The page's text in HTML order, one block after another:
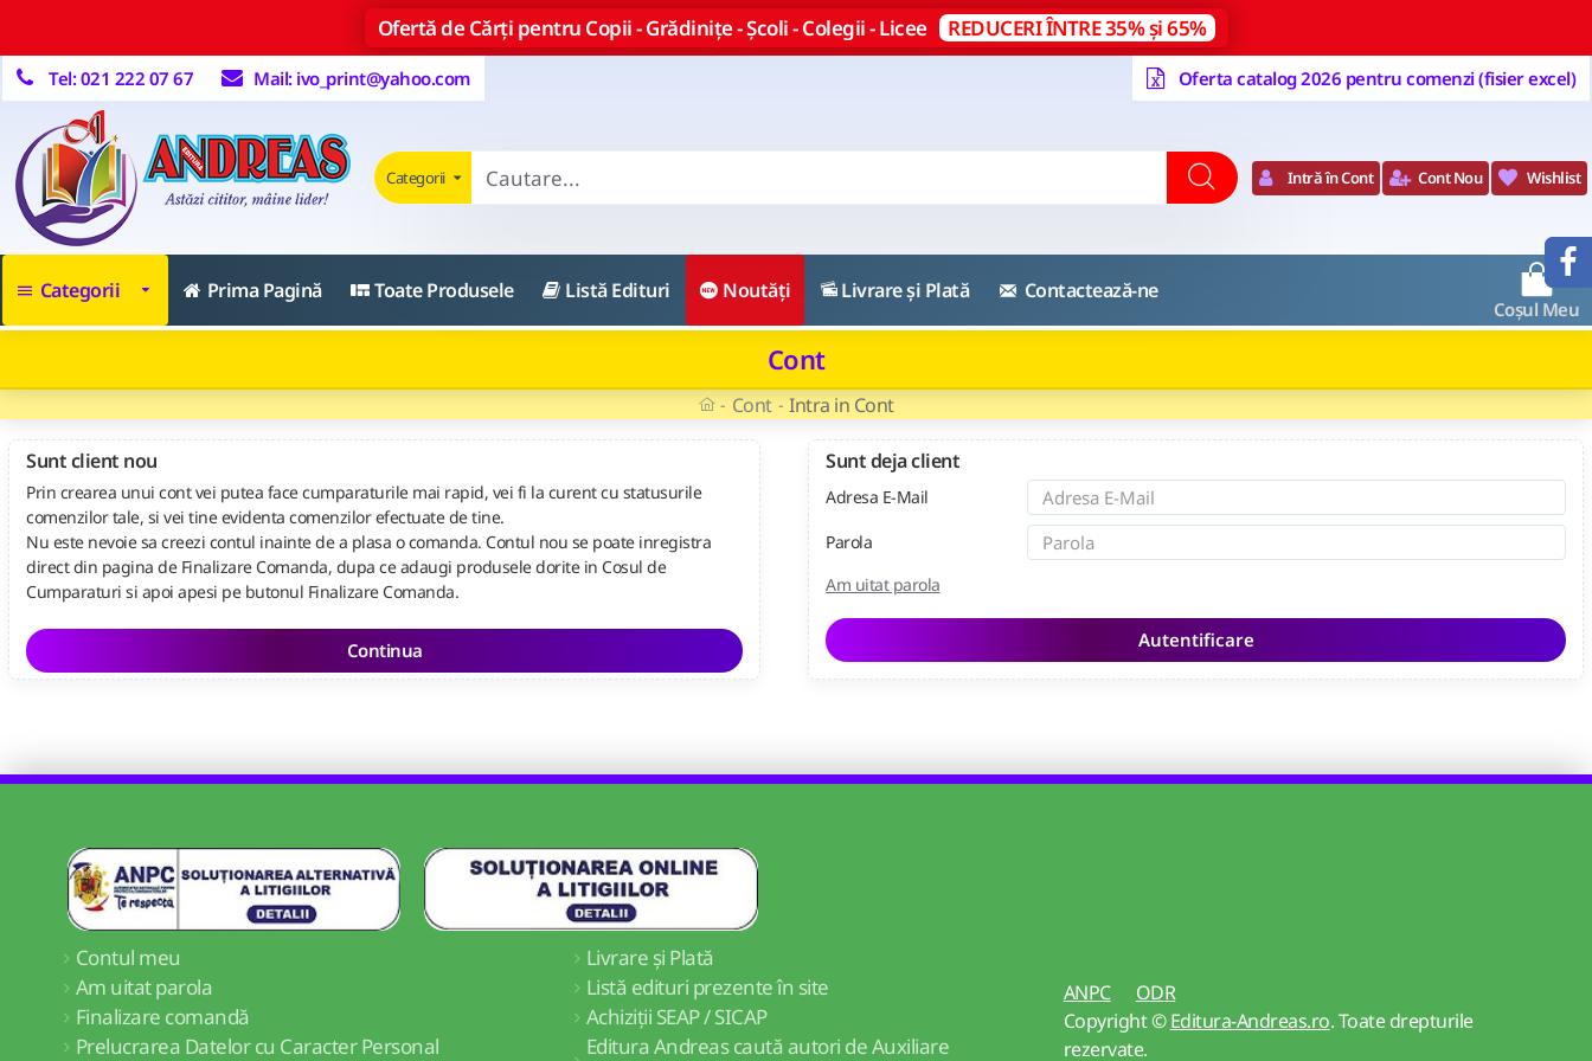
Ofertă de Cărți pentru Copii - Grădinițe - Școli - Colegii - Licee REDUCERI ÎNTRE 35% și 65%
Tel: 021 222 07 67 Mail: ivo_print@yahoo.com Oferta catalog 2026 pentru comenzi (fisier excel)
Categorii Intră în Cont Cont Nou Wishlist
Categorii Prima Pagină Toate Produsele Listă Edituri Noutăți Livrare și Plată Contactează-ne
Coșul Meu
0
Cont Intra in Cont
Cont
Sunt client nou
Prin crearea unui cont vei putea face cumparaturile mai rapid, vei fi la curent cu statusurile
comenzilor tale, si vei tine evidenta comenzilor efectuate de tine.
Nu este nevoie sa creezi contul inainte de a plasa o comanda. Contul nou se poate inregistra
direct din pagina de Finalizare Comanda, dupa ce adaugi produsele dorite in Cosul de
Cumparaturi si apoi apesi pe butonul Finalizare Comanda.
Continua
Sunt deja client
Adresa E-Mail
Parola
Am uitat parola
Autentificare
Contul meu
Am uitat parola
Finalizare comandă
Prelucrarea Datelor cu Caracter Personal
Livrare și Plată
Listă edituri prezente în site
Achiziții SEAP / SICAP
Editura Andreas caută autori de Auxiliare
ANPC
ODR
Copyright ©Editura-Andreas.ro. Toate drepturile
rezervate.